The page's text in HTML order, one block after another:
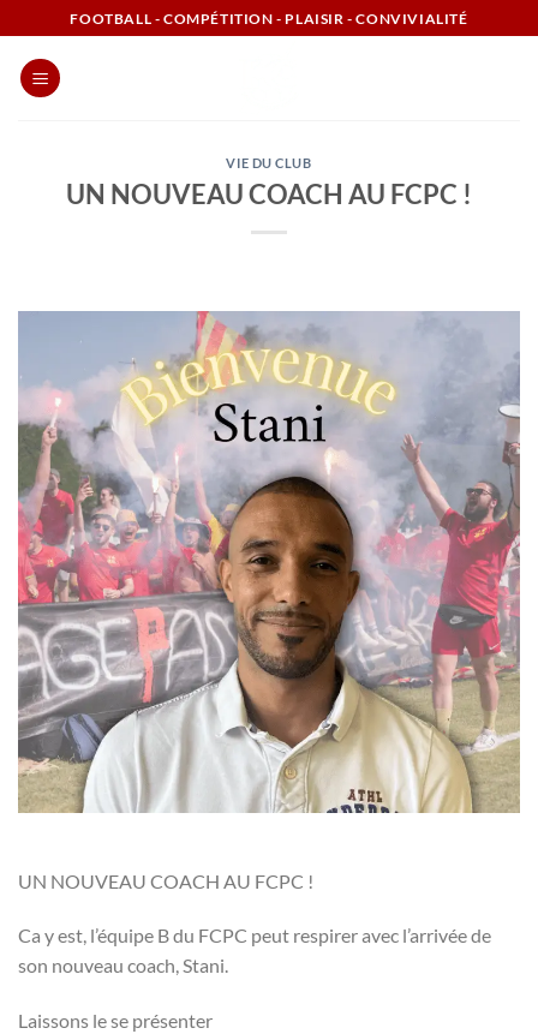
au
contenu
FOOTBALL - COMPÉTITION - PLAISIR - CONVIVIALITÉ
VIE DU CLUB
UN NOUVEAU COACH AU FCPC !
UN NOUVEAU COACH AU FCPC !
Ca y est, l’équipe B du FCPC peut respirer avec l’arrivée de
son nouveau coach, Stani.
Laissons le se présenter